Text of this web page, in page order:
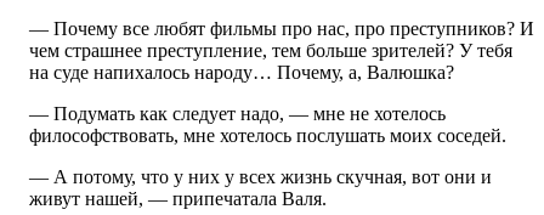
— Почему все любят фильмы про нас, про преступников? И
чем страшнее преступление, тем больше зрителей? У тебя
на суде напихалось народу… Почему, а, Валюшка?
— Подумать как следует надо, — мне не хотелось
философствовать, мне хотелось послушать моих соседей.
— А потому, что у них у всех жизнь скучная, вот они и
живут нашей, — припечатала Валя.